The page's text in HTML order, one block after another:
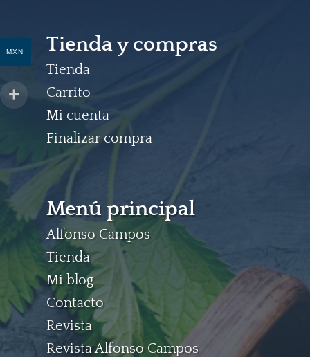
Tienda y compras
Tienda
Carrito
Mi cuenta
Finalizar compra
Menú principal
Alfonso Campos
Tienda
Mi blog
Contacto
Revista
Revista Alfonso Campos
MXN